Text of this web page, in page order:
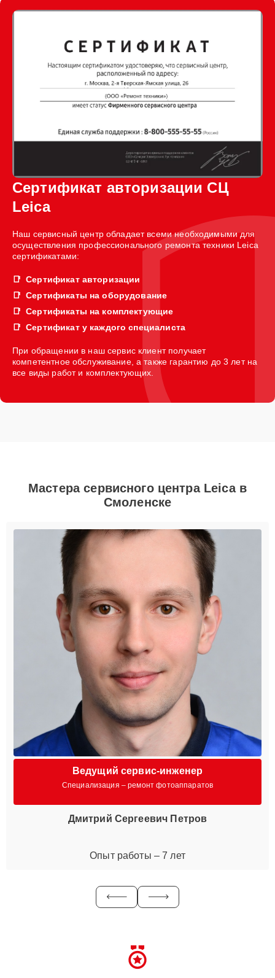
Сертификат авторизации СЦ
Leica
Наш сервисный центр обладает всеми необходимыми для
осуществления профессионального ремонта техники Leica
сертификатами:
Сертификат авторизации
Сертификаты на оборудование
Сертификаты на комплектующие
Сертификат у каждого специалиста
При обращении в наш сервис клиент получает
компетентное обслуживание, а также гарантию до 3 лет на
все виды работ и комплектующих.
Мастера сервисного центра Leica в
Смоленске
Ведущий сервис-инженер
Специализация – ремонт фотоаппаратов
Дмитрий Сергеевич Петров
Опыт работы – 7 лет